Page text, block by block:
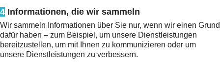
4 Informationen, die wir sammeln
Wir sammeln Informationen über Sie nur, wenn wir einen Grund
dafür haben – zum Beispiel, um unsere Dienstleistungen
bereitzustellen, um mit Ihnen zu kommunizieren oder um
unsere Dienstleistungen zu verbessern.